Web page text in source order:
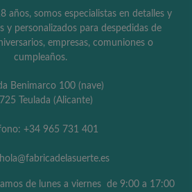
años, somos especialistas en detalles y
y personalizados para despedidas de
empresas, comuniones o
cumpleaños.
Benimarco 100 (nave)
Teulada (Alicante)
+34 965 731 401
de lunes a viernes de 9:00 a 17:00